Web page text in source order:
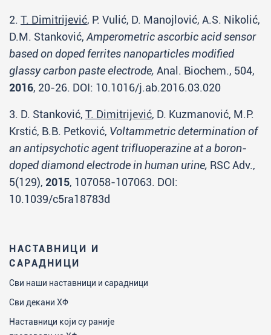
НАСТАВНИЦИ И
САРАДНИЦИ
Сви наши наставници и сарадници
Сви декани ХФ
Наставници који су раније
2. T. Dimitrijević, P. Vulić, D. Manojlović, A.S. Nikolić,
D.M. Stanković, Amperometric ascorbic acid sensor
based on doped ferrites nanoparticles modified
glassy carbon paste electrode, Anal. Biochem., 504,
2016, 20-26. DOI: 10.1016/j.ab.2016.03.020
3. D. Stanković, T. Dimitrijević, D. Kuzmanović, M.P.
Krstić, B.B. Petković, Voltammetric determination of
an antipsychotic agent trifluoperazine at a boron-
doped diamond electrode in human urine, RSC Adv.,
5(129), 2015, 107058-107063. DOI:
10.1039/c5ra18783d